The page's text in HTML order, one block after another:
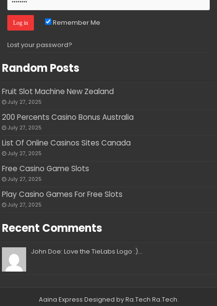
Remember Me
Lost your password?
Random Posts
Fruit Slot Machine New Zealand
July 27, 2025
200 Percents Casino Bonus Australia
July 27, 2025
List Of Online Casinos Sites Canada
July 27, 2025
Free Casino Game Slots
July 27, 2025
Play Casino Games For Free Slots
July 27, 2025
Recent Comments
John Doe: Love the TieLabs Logo :)...
Aaina Express Designed by Ra.Tech Ra.Tech.